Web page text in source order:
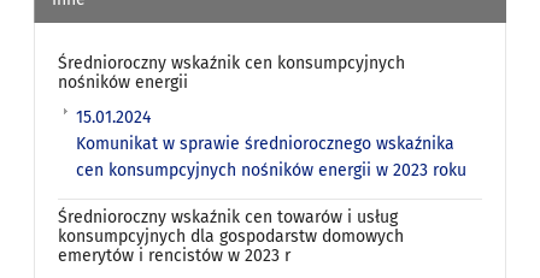
Średnioroczny wskaźnik cen konsumpcyjnych
nośników energii
15.01.2024
Komunikat w sprawie średniorocznego wskaźnika
cen konsumpcyjnych nośników energii w 2023 roku
Średnioroczny wskaźnik cen towarów i usług
konsumpcyjnych dla gospodarstw domowych
emerytów i rencistów w 2023 r